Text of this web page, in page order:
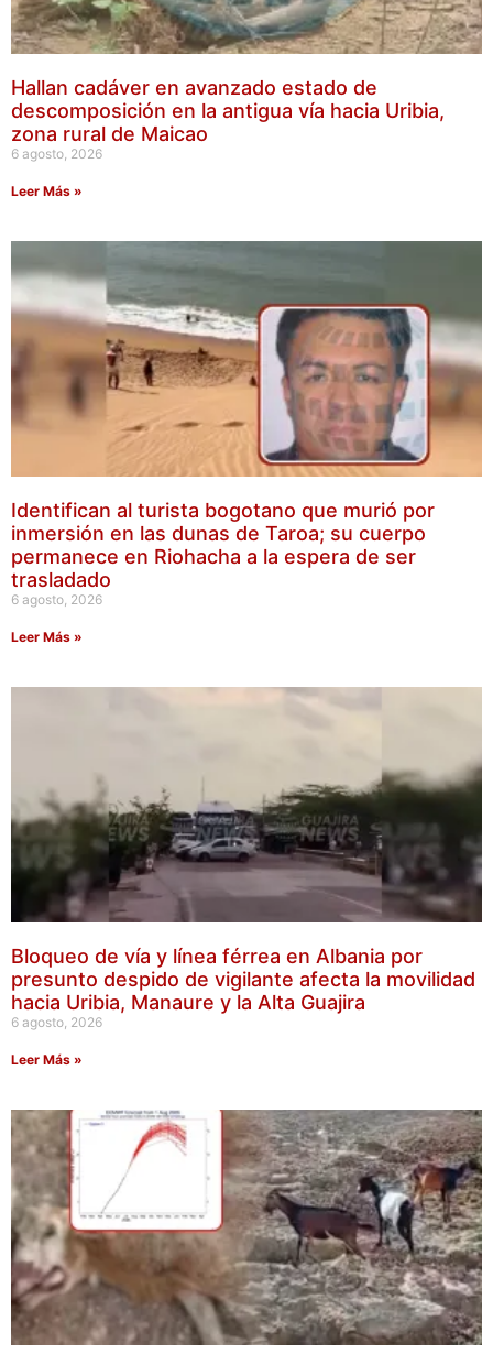
Hallan cadáver en avanzado estado de
descomposición en la antigua vía hacia Uribia,
zona rural de Maicao
6 agosto, 2026
Leer Más »
Identifican al turista bogotano que murió por
inmersión en las dunas de Taroa; su cuerpo
permanece en Riohacha a la espera de ser
trasladado
6 agosto, 2026
Leer Más »
Bloqueo de vía y línea férrea en Albania por
presunto despido de vigilante afecta la movilidad
hacia Uribia, Manaure y la Alta Guajira
6 agosto, 2026
Leer Más »